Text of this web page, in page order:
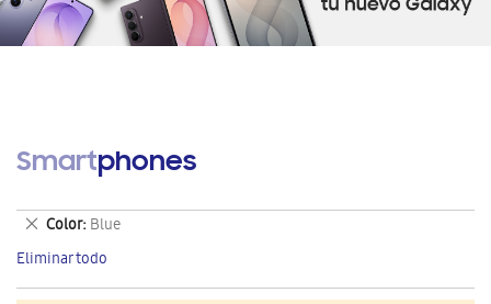
Smartphones
Color Blue
Eliminar
este
artículo
Eliminar todo